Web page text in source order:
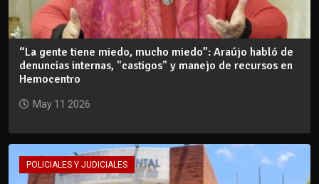
“La gente tiene miedo, mucho miedo”: Araújo habló de
denuncias internas, "castigos" y manejo de recursos en
Hemocentro
May 11 2026
POLICIALES Y JUDICIALES